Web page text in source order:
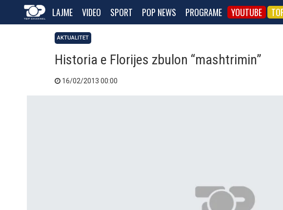
LAJME VIDEO SPORT POP NEWS PROGRAME YOUTUBE
AKTUALITET
Historia e Florijes zbulon “mashtrimin”
16/02/2013 00:00